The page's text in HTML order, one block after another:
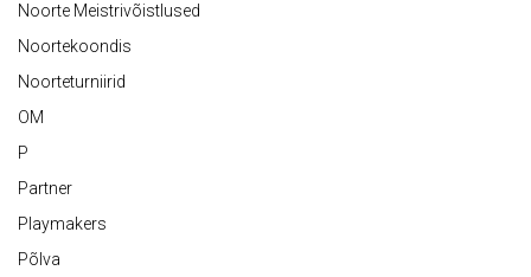
Noorte Meistrivõistlused
Noortekoondis
Noorteturniirid
OM
P
Partner
Playmakers
Põlva